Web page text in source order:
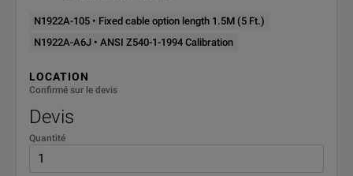
N1922A-105 • Fixed cable option length 1.5M (5 Ft.)
N1922A-A6J • ANSI Z540-1-1994 Calibration
LOCATION
Confirmé sur le devis
Devis
Quantité